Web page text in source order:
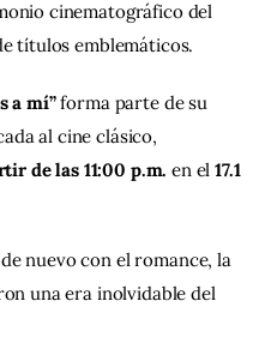
cinematográfico del
títulos emblemáticos.
a mí” forma parte de su
al cine clásico,
de las 11:00 p.m. en el 17.1
nuevo con el romance, la
una era inolvidable del